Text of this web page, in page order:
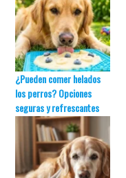
¿Pueden comer helados
los perros? Opciones
seguras y refrescantes